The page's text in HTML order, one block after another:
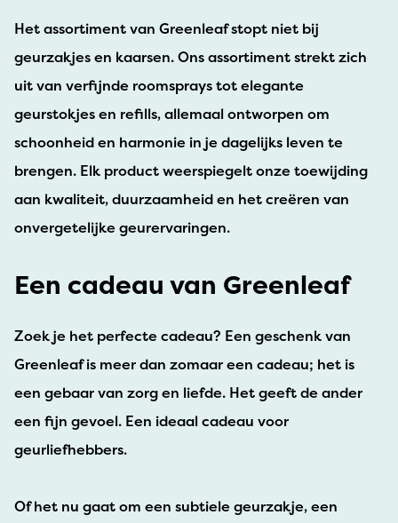
Het assortiment van Greenleaf stopt niet bij
geurzakjes en kaarsen. Ons assortiment strekt zich
uit van verfijnde roomsprays tot elegante
geurstokjes en refills, allemaal ontworpen om
schoonheid en harmonie in je dagelijks leven te
brengen. Elk product weerspiegelt onze toewijding
aan kwaliteit, duurzaamheid en het creëren van
onvergetelijke geurervaringen.
Een cadeau van Greenleaf
Zoek je het perfecte cadeau? Een geschenk van
Greenleaf is meer dan zomaar een cadeau; het is
een gebaar van zorg en liefde. Het geeft de ander
een fijn gevoel. Een ideaal cadeau voor
geurliefhebbers.
Of het nu gaat om een subtiele geurzakje, een